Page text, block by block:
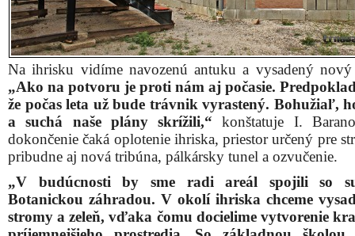
Na ihrisku vidíme navozenú antuku a vysadený
„Ako na potvoru je proti nám aj počasie.
že počas leta už bude trávnik vyrastený. Bohužiaľ,
a suchá naše plány skrížili,“ konštatuje I.
dokončenie čaká oplotenie ihriska, priestor určený pre
pribudne aj nová tribúna, pálkársky tunel a ozvučenie.
„V budúcnosti by sme radi areál spojili so
Botanickou záhradou. V okolí ihriska chceme
stromy a zeleň, vďaka čomu docielime vytvorenie